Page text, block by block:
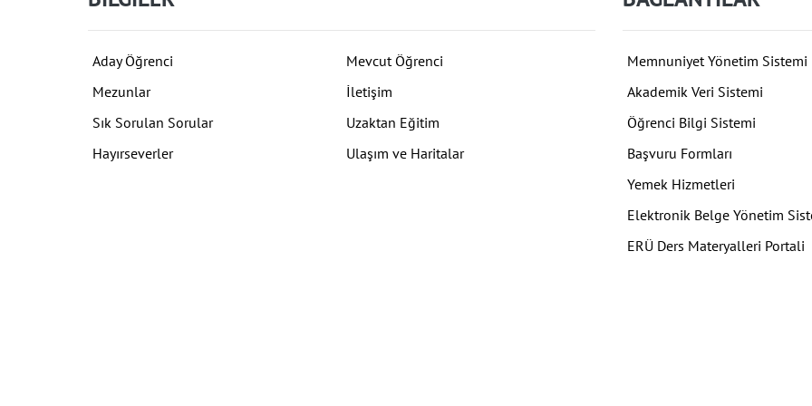
Aday Öğrenci
Mevcut Öğrenci
Mezunlar
İletişim
Sık Sorulan Sorular
Uzaktan Eğitim
Hayırseverler
Ulaşım ve Haritalar
Memnuniyet Yönetim Sistemi
Akademik Veri Sistemi
Öğrenci Bilgi Sistemi
Başvuru Formları
Yemek Hizmetleri
Elektronik Belge Yönetim
ERÜ Ders Materyalleri Portali